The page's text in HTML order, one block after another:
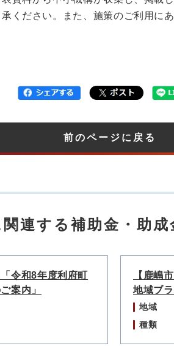
ください。また、施策のご利用に
前のページに戻る
連する補助金・助成
令和8年度利府町
案内」
【鹿嶋
地域ブ
地域
種類